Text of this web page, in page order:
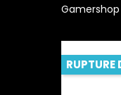
RUPTURE